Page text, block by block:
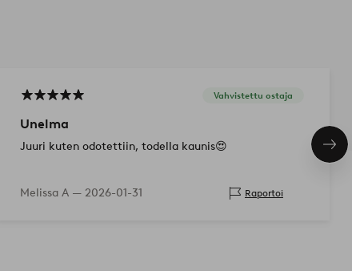
Vahvistettu ostaja
Unelma
Juuri kuten odotettiin, todella kaunis😍
Melissa A — 2026-01-31 Raportoi